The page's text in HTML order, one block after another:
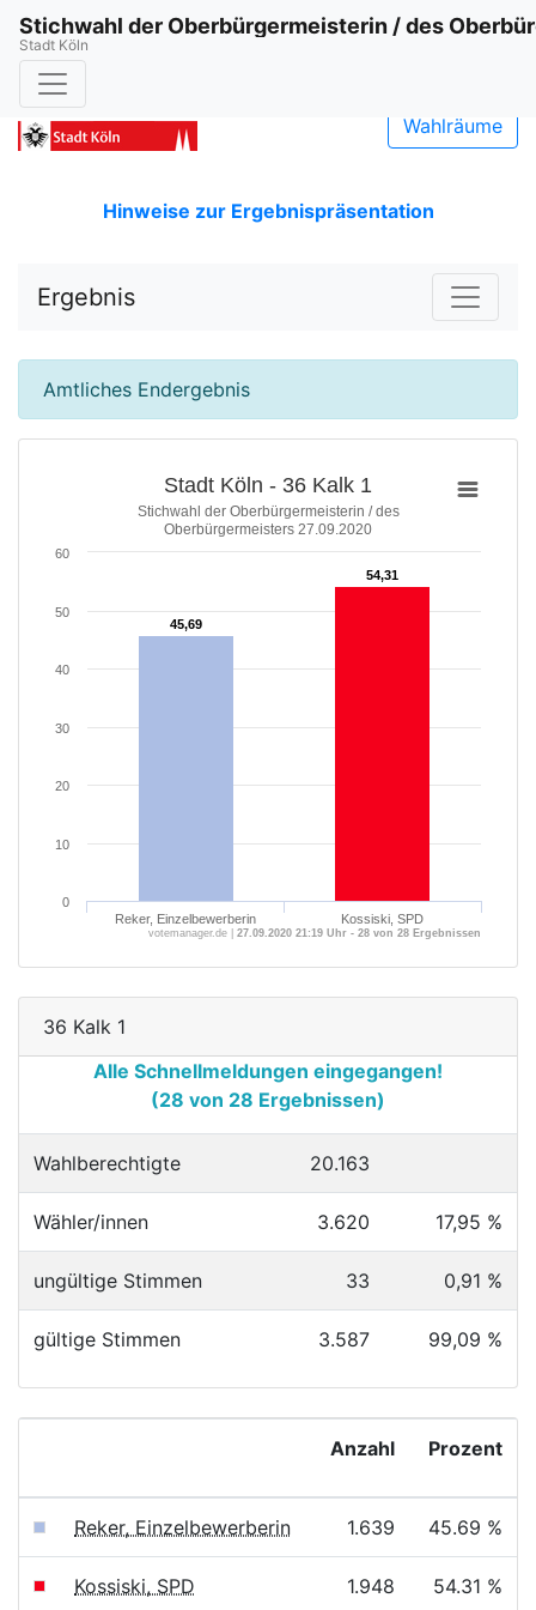
Stichwahl der Oberbürgermeisterin / des
Stadt Köln
Wahlräume
Hinweise zur Ergebnispräsentation
Ergebnis
Amtliches Endergebnis
Stadt Köln - 36 Kalk 1
Stichwahl der Oberbürgermeisterin / des
Oberbürgermeisters 27.09.2020
45,69
45,69
54,31
54,31
Reker, Einzelbewerberin Kossiski, SPD
0
10
20
30
40
50
60
votemanager.de | 27.09.2020 21:19 Uhr - 28 von 28 Ergebnissen
36 Kalk 1
Alle Schnellmeldungen eingegangen!
(28 von 28 Ergebnissen)
Wahlberechtigte 20.163
Wähler/innen 3.620 17,95 %
ungültige Stimmen 33 0,91 %
gültige Stimmen 3.587 99,09 %
Anzahl Prozent
Reker, Einzelbewerberin 1.639 45.69 %
Kossiski, SPD 1.948 54.31 %